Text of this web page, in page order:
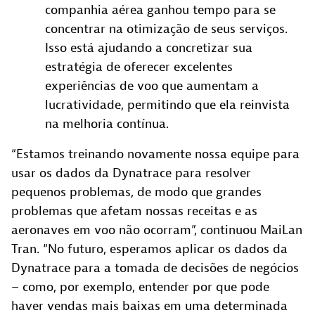
companhia aérea ganhou tempo para se
concentrar na otimização de seus serviços.
Isso está ajudando a concretizar sua
estratégia de oferecer excelentes
experiências de voo que aumentam a
lucratividade, permitindo que ela reinvista
na melhoria contínua.
“Estamos treinando novamente nossa equipe para
usar os dados da Dynatrace para resolver
pequenos problemas, de modo que grandes
problemas que afetam nossas receitas e as
aeronaves em voo não ocorram”, continuou MaiLan
Tran. “No futuro, esperamos aplicar os dados da
Dynatrace para a tomada de decisões de negócios
– como, por exemplo, entender por que pode
haver vendas mais baixas em uma determinada